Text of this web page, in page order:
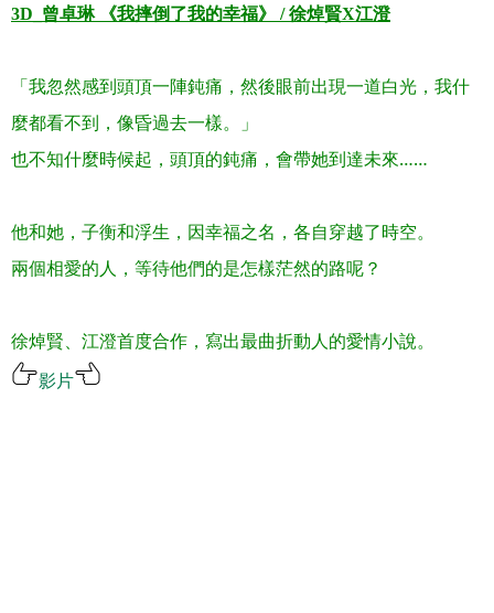
3D_ 曾卓琳 《我摔倒了我的幸福》 /徐焯賢X江澄
「我忽然感到頭頂一陣鈍痛，然後眼前出現一道白光，我什
麼都看不到，像昏過去一樣。」
也不知什麼時候起，頭頂的鈍痛，會帶她到達未來……
他和她，子衡和浮生，因幸福之名，各自穿越了時空。
兩個相愛的人，等待他們的是怎樣茫然的路呢？
徐焯賢、江澄首度合作，寫出最曲折動人的愛情小說。
影片